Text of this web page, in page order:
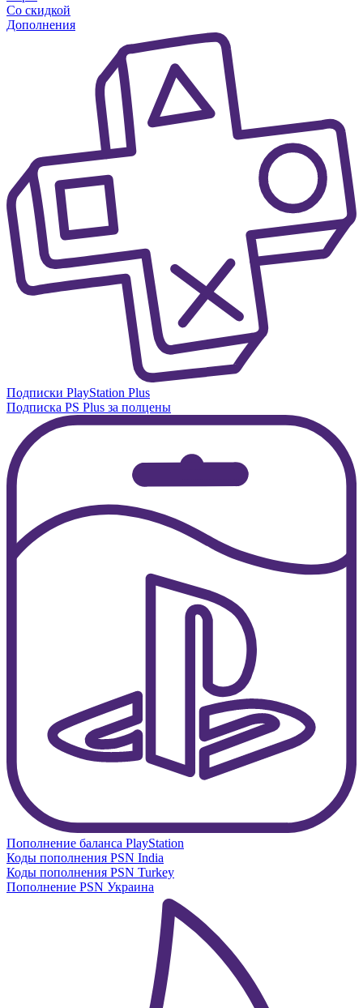
Со скидкой
Дополнения
Подписки PlayStation Plus
Подписка PS Plus за полцены
Пополнение баланса PlayStation
Коды пополнения PSN India
Коды пополнения PSN Turkey
Пополнение PSN Украина